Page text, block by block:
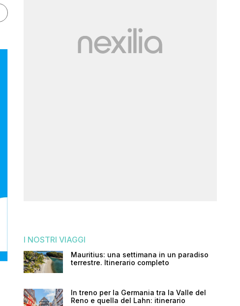
I NOSTRI VIAGGI
Mauritius: una settimana in un paradiso
terrestre. Itinerario completo
In treno per la Germania tra la Valle del
Reno e quella del Lahn: itinerario